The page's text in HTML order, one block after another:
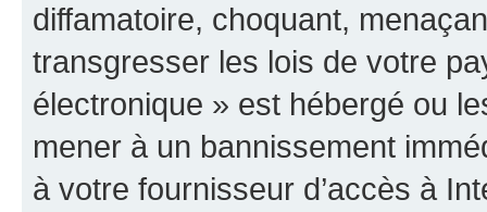
diffamatoire, choquant,
transgresser les lois de votre
électronique » est hébergé ou
mener à un bannissement
à votre fournisseur d’accès à